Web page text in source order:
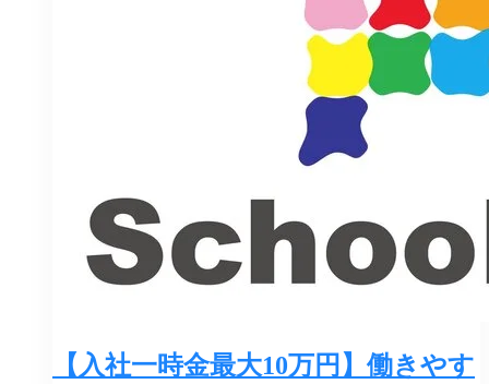
【入社一時金最大10万円】働きやす